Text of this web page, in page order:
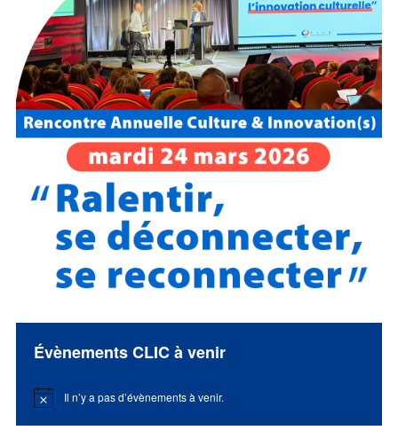
Évènements CLIC à venir
Notice Il n’y a pas d’évènements à venir.